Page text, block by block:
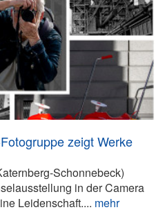
zeigt Werke
Schonnebeck)
in der Camera
Leidenschaft.... mehr